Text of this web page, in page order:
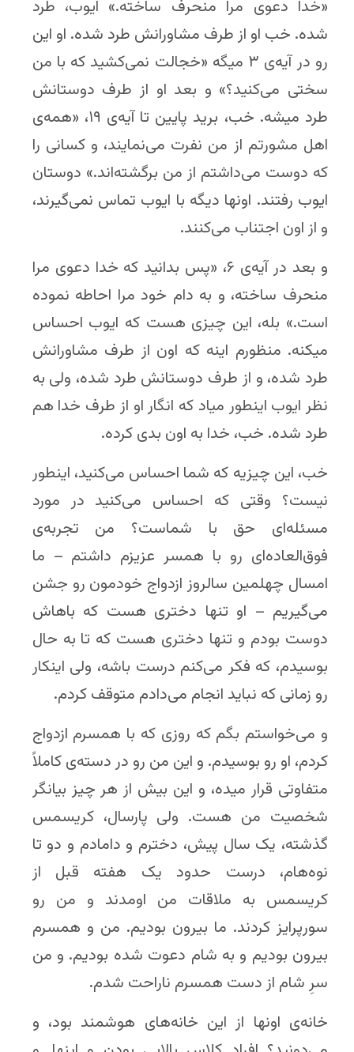
«خدا دعوی مرا منحرف ساخته.» ایوب، طرد
شده. خب او از طرف مشاورانش طرد شده. او این
رو در آیه‌ی ۳ میگه «خجالت نمی‌کشید که با من
سختی می‌کنید؟» و بعد او از طرف دوستانش
طرد میشه. خب، برید پایین تا آیه‌ی ۱۹، «همه‌ی
اهل مشورتم از من نفرت می‌نمایند، و کسانی را
که دوست می‌داشتم از من برگشته‌اند.» دوستان
ایوب رفتند. اونها دیگه با ایوب تماس نمی‌گیرند،
و از اون اجتناب می‌کنند.
و بعد در آیه‌ی ۶، «پس بدانید که خدا دعوی مرا
منحرف ساخته، و به دام خود مرا احاطه نموده
است.» بله، این چیزی هست که ایوب احساس
میکنه. منظورم اینه که اون از طرف مشاورانش
طرد شده، و از طرف دوستانش طرد شده، ولی به
نظر ایوب اینطور میاد که انگار او از طرف خدا هم
طرد شده. خب، خدا به اون بدی کرده.
خب، این چیزیه که شما احساس می‌کنید، اینطور
نیست؟ وقتی که احساس می‌کنید در مورد
مسئله‌ای حق با شماست؟ من تجربه‌ی
فوق‌العاده‌ای رو با همسر عزیزم داشتم – ما
امسال چهلمین سالروز ازدواج خودمون رو جشن
می‌گیریم – او تنها دختری هست که باهاش
دوست بودم و تنها دختری هست که تا به حال
بوسیدم، که فکر می‌کنم درست باشه، ولی اینکار
رو زمانی که نباید انجام می‌دادم متوقف کردم.
و می‌خواستم بگم که روزی که با همسرم ازدواج
کردم، او رو بوسیدم. و این من رو در دسته‌ی کاملاً
متفاوتی قرار میده، و این بیش از هر چیز بیانگر
شخصیت من هست. ولی پارسال، کریسمس
گذشته، یک سال پیش، دخترم و دامادم و دو تا
نوه‌هام، درست حدود یک هفته قبل از
کریسمس به ملاقات من اومدند و من رو
سورپرایز کردند. ما بیرون بودیم. من و همسرم
بیرون بودیم و به شام دعوت شده بودیم. و من
سرِ شام از دست همسرم ناراحت شدم.
خانه‌ی اونها از این خانه‌های هوشمند بود، و